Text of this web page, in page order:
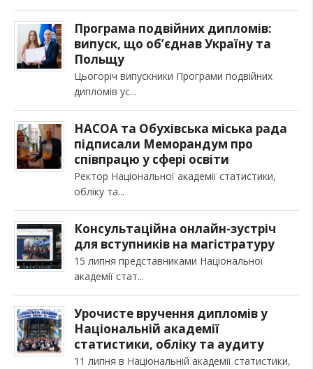
Програма подвійних дипломів:
випуск, що об’єднав Україну та
Польщу
Цьогоріч випускники Програми подвійних
дипломів ус
НАСОА та Обухівська міська рада
підписали Меморандум про
співпрацю у сфері освіти
Ректор Національної академії статистики,
обліку та
Консультаційна онлайн-зустріч
для вступників на магістратуру
15 липня представниками Національної
академії стат
Урочисте вручення дипломів у
Національній академії
статистики, обліку та аудиту
11 липня в Національній академії статистики,